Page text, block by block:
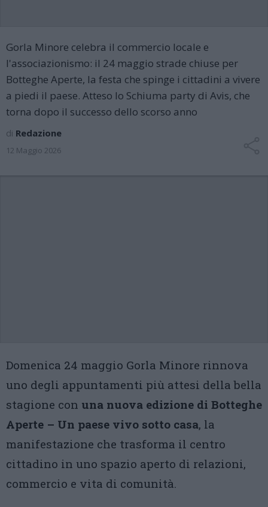
Gorla Minore celebra il commercio locale e
l'associazionismo: il 24 maggio strade chiuse per
Botteghe Aperte, la festa che spinge i cittadini a vivere
a piedi il paese. Atteso lo Schiuma party di Avis, che
torna dopo il successo dello scorso anno
di Redazione
12 Maggio 2026
Domenica 24 maggio Gorla Minore rinnova
uno degli appuntamenti più attesi della bella
stagione con una nuova edizione di Botteghe
Aperte – Un paese vivo sotto casa, la
manifestazione che trasforma il centro
cittadino in uno spazio aperto di relazioni,
commercio e vita di comunità.